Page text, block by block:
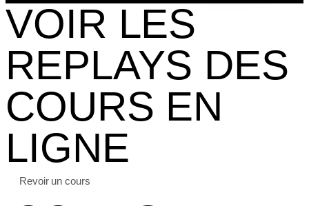
VOIR LES
REPLAYS DES
COURS EN
LIGNE
Revoir un cours